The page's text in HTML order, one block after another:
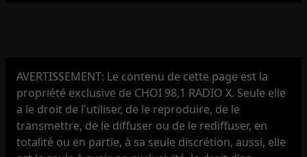
AVERTISSEMENT: Le contenu de cette page est la
propriété exclusive de CHOI 98,1 RADIO X. Seule elle
a le droit de l'utiliser, de le reproduire, de le
transmettre, de le diffuser ou de le rediffuser, en
totalité ou en partie, à sa seule discrétion, aussi, elle